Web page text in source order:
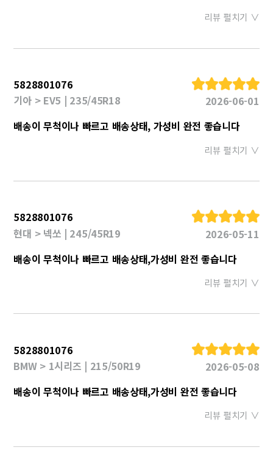
리뷰 펼치기 ∨
5828801076
기아 > EV5 | 235/45R18
2026-06-01
배송이 무척이나 빠르고 배송상태, 가성비 완전 좋습니다
리뷰 펼치기 ∨
5828801076
현대 > 넥쏘 | 245/45R19
2026-05-11
배송이 무척이나 빠르고 배송상태,가성비 완전 좋습니다
리뷰 펼치기 ∨
5828801076
BMW > 1시리즈 | 215/50R19
2026-05-08
배송이 무척이나 빠르고 배송상태,가성비 완전 좋습니다
리뷰 펼치기 ∨